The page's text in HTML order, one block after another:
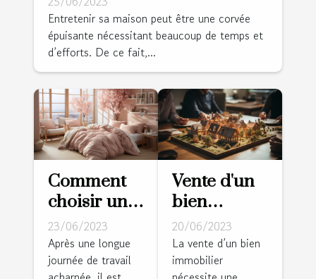
Entretenir sa maison peut être une corvée
épuisante nécessitant beaucoup de temps et
d’efforts. De ce fait,...
Comment
choisir une
bonne
housse de
couette
23/06/2023
Après une longue
journée de travail
Vente d'un
bien
immobilier :
diagnostic
d'une vente
20/06/2023
La vente d’un bien
immobilier